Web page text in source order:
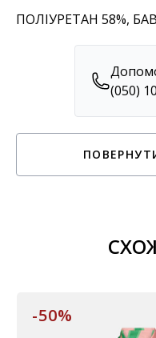
ПОЛІУРЕТАН 58%,
(050)
-50%